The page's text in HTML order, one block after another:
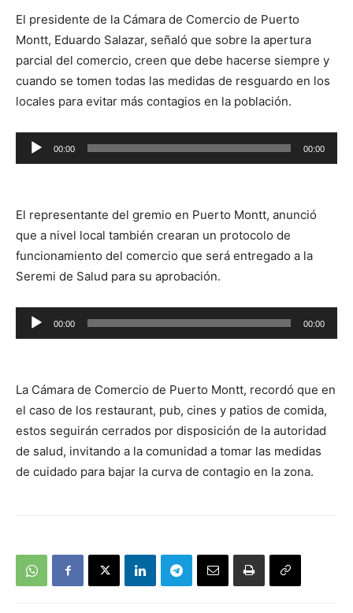
El presidente de la Cámara de Comercio de Puerto
Montt, Eduardo Salazar, señaló que sobre la apertura
parcial del comercio, creen que debe hacerse siempre y
cuando se tomen todas las medidas de resguardo en los
locales para evitar más contagios en la población.
Reproductor
de
00:00 00:00
El representante del gremio en Puerto Montt, anunció
que a nivel local también crearan un protocolo de
funcionamiento del comercio que será entregado a la
Seremi de Salud para su aprobación.
Reproductor
de
00:00 00:00
La Cámara de Comercio de Puerto Montt, recordó que en
el caso de los restaurant, pub, cines y patios de comida,
estos seguirán cerrados por disposición de la autoridad
de salud, invitando a la comunidad a tomar las medidas
de cuidado para bajar la curva de contagio en la zona.